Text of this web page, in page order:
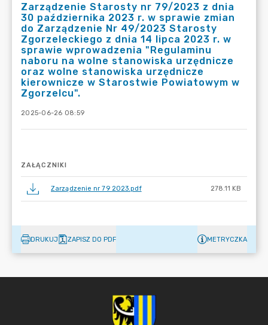
Zarządzenie Starosty nr 79/2023 z dnia
30 października 2023 r. w sprawie zmian
do Zarządzenie Nr 49/2023 Starosty
Zgorzeleckiego z dnia 14 lipca 2023 r. w
sprawie wprowadzenia "Regulaminu
naboru na wolne stanowiska urzędnicze
oraz wolne stanowiska urzędnicze
kierownicze w Starostwie Powiatowym w
Zgorzelcu".
2025-06-26 08:59
ZAŁĄCZNIKI
Zarządzenie nr 79 2023.pdf 278.11 KB
DRUKUJ ZAPISZ DO PDF METRYCZKA